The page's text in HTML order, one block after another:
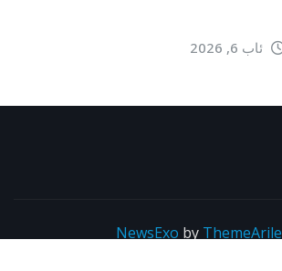
ئاب 6, 2026
NewsExo by ThemeArile